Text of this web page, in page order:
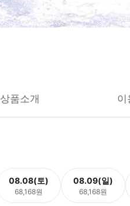
상품소개 이
08.08(토)
68,168원
08.09(일)
68,168원